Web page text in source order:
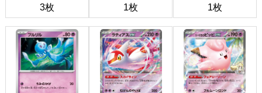
3枚 1枚 1枚